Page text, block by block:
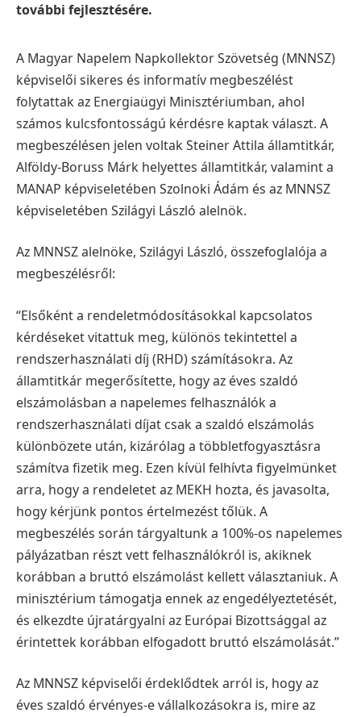
további fejlesztésére.
A Magyar Napelem Napkollektor Szövetség (MNNSZ)
képviselői sikeres és informatív megbeszélést
folytattak az Energiaügyi Minisztériumban, ahol
számos kulcsfontosságú kérdésre kaptak választ. A
megbeszélésen jelen voltak Steiner Attila államtitkár,
Alföldy-Boruss Márk helyettes államtitkár, valamint a
MANAP képviseletében Szolnoki Ádám és az MNNSZ
képviseletében Szilágyi László alelnök.
Az MNNSZ alelnöke, Szilágyi László, összefoglalója a
megbeszélésről:
“Elsőként a rendeletmódosításokkal kapcsolatos
kérdéseket vitattuk meg, különös tekintettel a
rendszerhasználati díj (RHD) számításokra. Az
államtitkár megerősítette, hogy az éves szaldó
elszámolásban a napelemes felhasználók a
rendszerhasználati díjat csak a szaldó elszámolás
különbözete után, kizárólag a többletfogyasztásra
számítva fizetik meg. Ezen kívül felhívta figyelmünket
arra, hogy a rendeletet az MEKH hozta, és javasolta,
hogy kérjünk pontos értelmezést tőlük. A
megbeszélés során tárgyaltunk a 100%-os napelemes
pályázatban részt vett felhasználókról is, akiknek
korábban a bruttó elszámolást kellett választaniuk. A
minisztérium támogatja ennek az engedélyeztetését,
és elkezdte újratárgyalni az Európai Bizottsággal az
érintettek korábban elfogadott bruttó elszámolását.”
Az MNNSZ képviselői érdeklődtek arról is, hogy az
éves szaldó érvényes-e vállalkozásokra is, mire az